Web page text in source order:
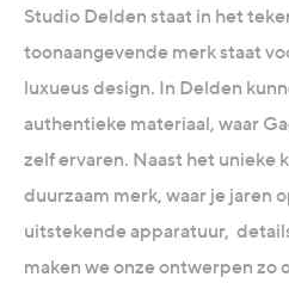
Studio Delden staat in het
toonaangevende merk staat
luxueus design. In Delden
authentieke materiaal, waar
zelf ervaren. Naast het unieke
duurzaam merk, waar je jaren
uitstekende apparatuur,
maken we onze ontwerpen zo